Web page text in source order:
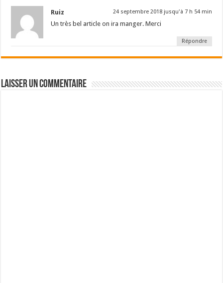
Ruiz 24 septembre 2018 jusqu'à 7 h 54 min
Un très bel article on ira manger. Merci
Répondre
Laisser un commentaire